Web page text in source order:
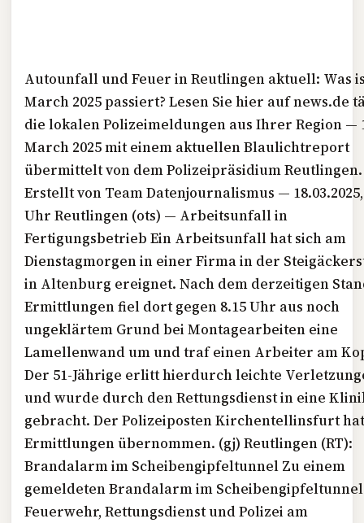
Autounfall und Feuer in Reutlingen aktuell: Was
March 2025 passiert? Lesen Sie hier auf news.de
die lokalen Polizeimeldungen aus Ihrer Region —
March 2025 mit einem aktuellen Blaulichtreport
übermittelt von dem Polizeipräsidium Reutlingen.
Erstellt von Team Datenjournalismus — 18.03.2025,
Uhr Reutlingen (ots) — Arbeitsunfall in
Fertigungsbetrieb Ein Arbeitsunfall hat sich am
Dienstagmorgen in einer Firma in der
in Altenburg ereignet. Nach dem derzeitigen
Ermittlungen fiel dort gegen 8.15 Uhr aus noch
ungeklärtem Grund bei Montagearbeiten eine
Lamellenwand um und traf einen Arbeiter am
Der 51-Jährige erlitt hierdurch leichte
und wurde durch den Rettungsdienst in eine
gebracht. Der Polizeiposten Kirchentellinsfurt
Ermittlungen übernommen. (gj) Reutlingen (RT):
Brandalarm im Scheibengipfeltunnel Zu einem
gemeldeten Brandalarm im
Feuerwehr, Rettungsdienst und Polizei am